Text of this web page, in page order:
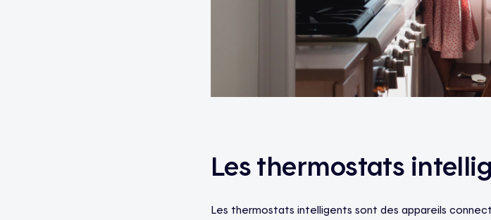
Les thermostats
Les thermostats intelligents sont des appareils